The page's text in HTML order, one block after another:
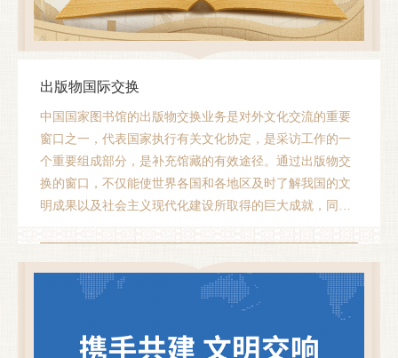
出版物国际交换
中国国家图书馆的出版物交换业务是对外文化交流的重要
窗口之一，代表国家执行有关文化协定，是采访工作的一
个重要组成部分，是补充馆藏的有效途径。通过出版物交
换的窗口，不仅能使世界各国和各地区及时了解我国的文
明成果以及社会主义现代化建设所取得的巨大成就，同时
可以获取海外出版的对我国政治、经济、文化、社会建设